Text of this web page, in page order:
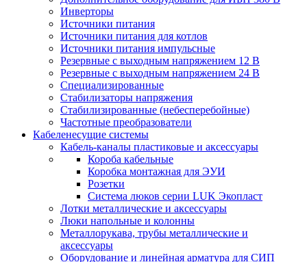
Инверторы
Источники питания
Источники питания для котлов
Источники питания импульсные
Резервные с выходным напряжением 12 В
Резервные с выходным напряжением 24 В
Специализированные
Стабилизаторы напряжения
Стабилизированные (небесперебойные)
Частотные преобразователи
Кабеленесущие системы
Кабель-каналы пластиковые и аксессуары
Короба кабельные
Коробка монтажная для ЭУИ
Розетки
Система люков серии LUK Экопласт
Лотки металлические и аксессуары
Люки напольные и колонны
Металлорукава, трубы металлические и
аксессуары
Оборудование и линейная арматура для СИП